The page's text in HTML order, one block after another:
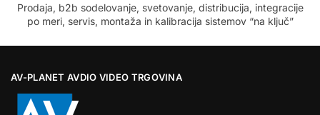
Prodaja, b2b sodelovanje, svetovanje, distribucija, integracije
po meri, servis, montaža in kalibracija sistemov “na ključ”
AV-PLANET AVDIO VIDEO TRGOVINA